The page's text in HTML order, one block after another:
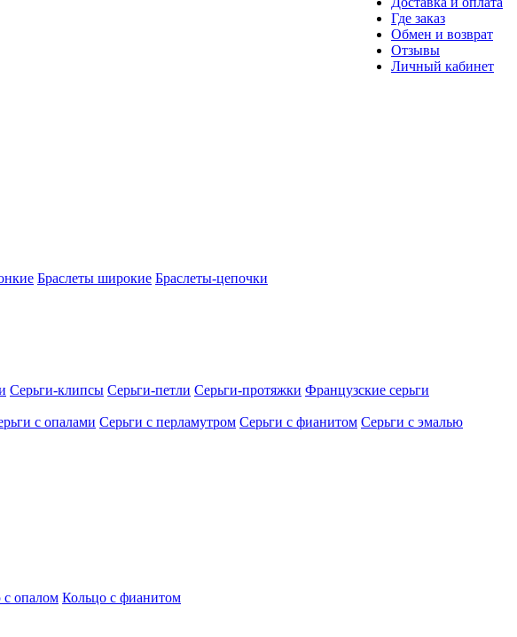
Где заказ
Обмен и возврат
Отзывы
Личный кабинет
Браслеты широкие Браслеты-цепочки
Серьги-клипсы Серьги-петли Серьги-протяжки Французские серьги
с опалами Серьги с перламутром Серьги с фианитом Серьги с эмалью
с опалом Кольцо с фианитом